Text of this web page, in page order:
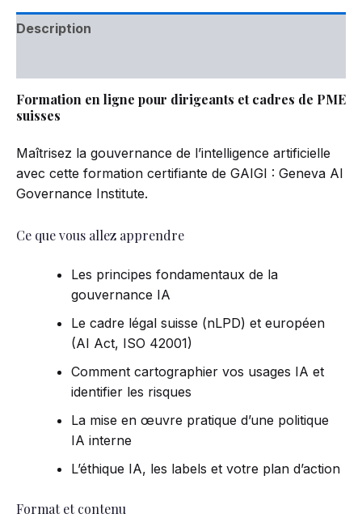
Description
Formation en ligne pour dirigeants et cadres de PME
suisses
Maîtrisez la gouvernance de l’intelligence artificielle
avec cette formation certifiante de GAIGI : Geneva AI
Governance Institute.
Ce que vous allez apprendre
Les principes fondamentaux de la
gouvernance IA
Le cadre légal suisse (nLPD) et européen
(AI Act, ISO 42001)
Comment cartographier vos usages IA et
identifier les risques
La mise en œuvre pratique d’une politique
IA interne
L’éthique IA, les labels et votre plan d’action
Format et contenu